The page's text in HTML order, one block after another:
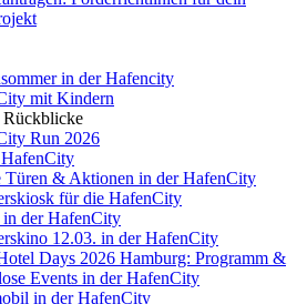
in der Hafencity
mit Kindern
Run 2026
Türen & Aktionen in der HafenCity
für die HafenCity
in der HafenCity
12.03. in der HafenCity
Days 2026 Hamburg: Programm &
Events in der HafenCity
in der HafenCity